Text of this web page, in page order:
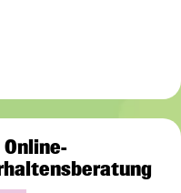
Online-